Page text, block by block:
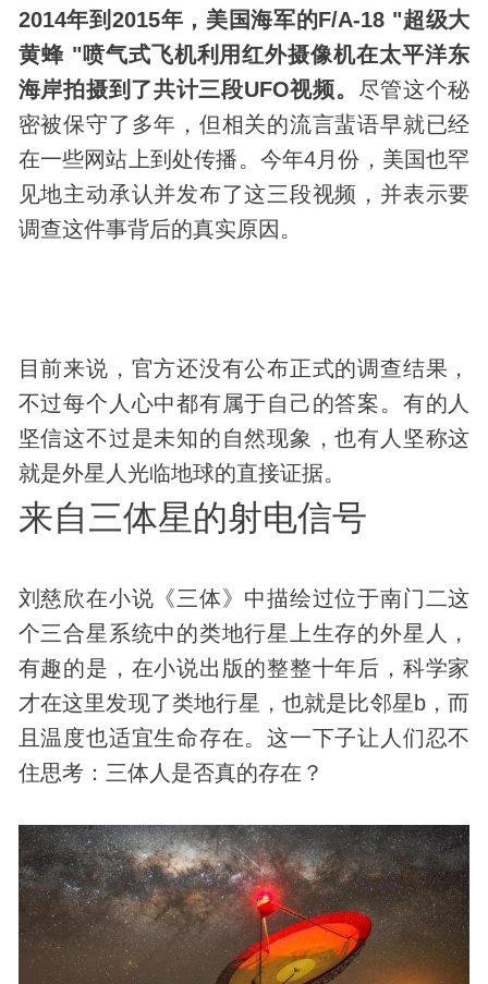
2014年到2015年，美国海军的F/A-18 "超级大
黄蜂 "喷气式飞机利用红外摄像机在太平洋东
海岸拍摄到了共计三段UFO视频。 尽管这个秘
密被保守了多年，但相关的流言蜚语早就已经
在一些网站上到处传播。今年4月份，美国也罕
见地主动承认并发布了这三段视频，并表示要
调查这件事背后的真实原因。
目前来说，官方还没有公布正式的调查结果，
不过每个人心中都有属于自己的答案。有的人
坚信这不过是未知的自然现象 ，也有人坚称这
就是外星人光临地球的直接证据。
来自三体星的射电信号
刘慈欣在小说《三体》中描绘过位于南门二这
个三合星系统中的类地行星上生存的外星人，
有趣的是，在小说出版的整整十年后，科学家
才在这里发现了类地行星，也就是比邻星b，而
且温度也适宜生命存在。这一下子让人们忍不
住思考：三体人是否真的存在？